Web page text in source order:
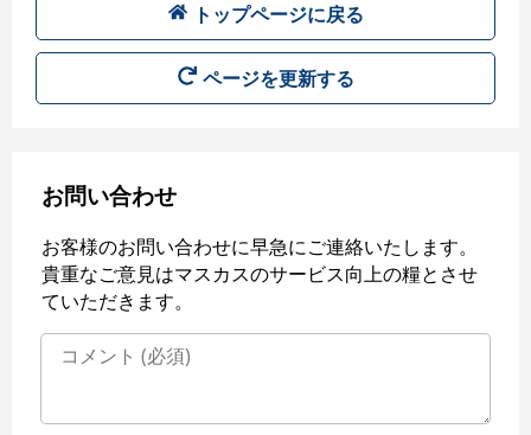
トップページに戻る
ページを更新する
お問い合わせ
お客様のお問い合わせに早急にご連絡いたします。
貴重なご意見はマスカスのサービス向上の糧とさせ
ていただきます。